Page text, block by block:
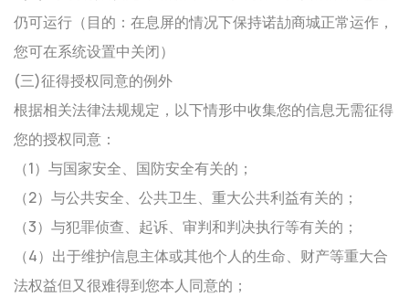
仍可运行（目的：在息屏的情况下保持诺劼商城正常运作，
您可在系统设置中关闭）
(三)征得授权同意的例外
根据相关法律法规规定，以下情形中收集您的信息无需征得
您的授权同意：
（1）与国家安全、国防安全有关的；
（2）与公共安全、公共卫生、重大公共利益有关的；
（3）与犯罪侦查、起诉、审判和判决执行等有关的；
（4）出于维护信息主体或其他个人的生命、财产等重大合
法权益但又很难得到您本人同意的；